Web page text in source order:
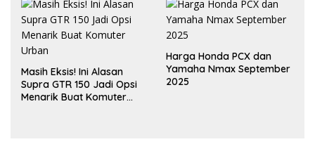
Masih Eksis! Ini Alasan
Supra GTR 150 Jadi Opsi
Menarik Buat Komuter
Harga Honda PCX dan
Yamaha Nmax September
2025